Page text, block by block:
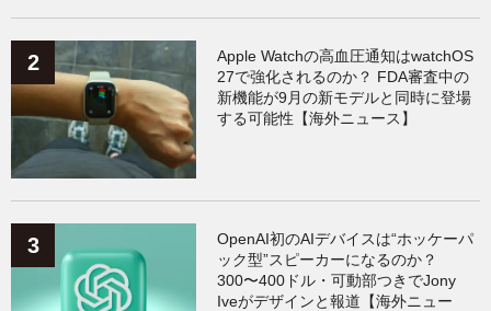
Xiaomi（119）
Apple Watchの高血圧通知はwatchOS
27で強化されるのか？ FDA審査中の
新機能が9月の新モデルと同時に登場
する可能性【海外ニュース】
OpenAI初のAIデバイスは“ホッケーパ
ック型”スピーカーになるのか？
300〜400ドル・可動部つきでJony
Iveがデザインと報道【海外ニュー